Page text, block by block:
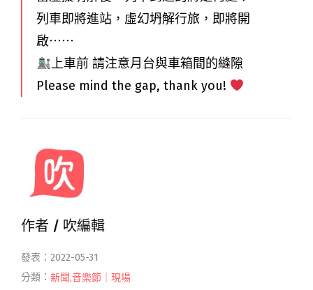
列車即將進站，虛幻坍解行旅，即將開
啟⋯⋯
上車前 請注意月台與車箱間的縫隙
Please mind the gap, thank you!
作者 / 吹編輯
發表：2022-05-31
分類： 新聞,音樂節｜現場